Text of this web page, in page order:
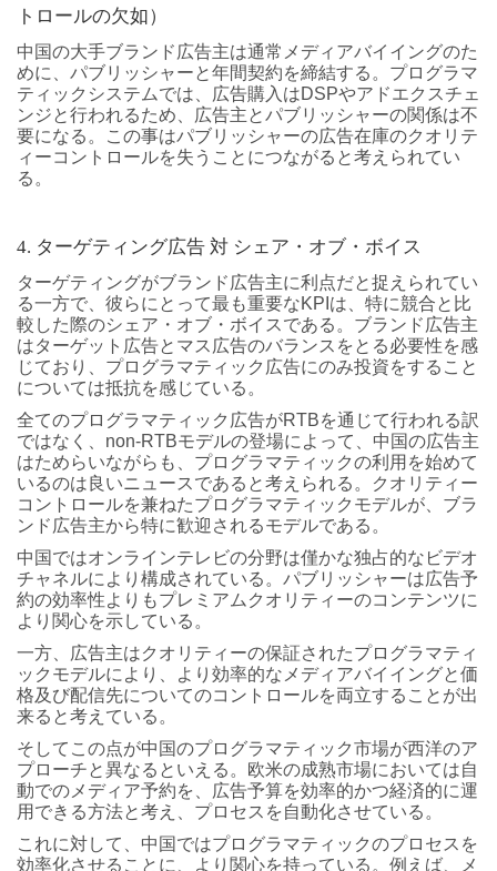
トロールの欠如）
中国の大手ブランド広告主は通常メディアバイイングのた
めに、パブリッシャーと年間契約を締結する。プログラマ
ティックシステムでは、広告購入はDSPやアドエクスチェ
ンジと行われるため、広告主とパブリッシャーの関係は不
要になる。この事はパブリッシャーの広告在庫のクオリテ
ィーコントロールを失うことにつながると考えられてい
る。
4. ターゲティング広告 対 シェア・オブ・ボイス
ターゲティングがブランド広告主に利点だと捉えられてい
る一方で、彼らにとって最も重要なKPIは、特に競合と比
較した際のシェア・オブ・ボイスである。ブランド広告主
はターゲット広告とマス広告のバランスをとる必要性を感
じており、プログラマティック広告にのみ投資をすること
については抵抗を感じている。
全てのプログラマティック広告がRTBを通じて行われる訳
ではなく、non-RTBモデルの登場によって、中国の広告主
はためらいながらも、プログラマティックの利用を始めて
いるのは良いニュースであると考えられる。クオリティー
コントロールを兼ねたプログラマティックモデルが、ブラ
ンド広告主から特に歓迎されるモデルである。
中国ではオンラインテレビの分野は僅かな独占的なビデオ
チャネルにより構成されている。パブリッシャーは広告予
約の効率性よりもプレミアムクオリティーのコンテンツに
より関心を示している。
一方、広告主はクオリティーの保証されたプログラマティ
ックモデルにより、より効率的なメディアバイイングと価
格及び配信先についてのコントロールを両立することが出
来ると考えている。
そしてこの点が中国のプログラマティック市場が西洋のア
プローチと異なるといえる。欧米の成熟市場においては自
動でのメディア予約を、広告予算を効率的かつ経済的に運
用できる方法と考え、プロセスを自動化させている。
これに対して、中国ではプログラマティックのプロセスを
効率化させることに、より関心を持っている。例えば、メ